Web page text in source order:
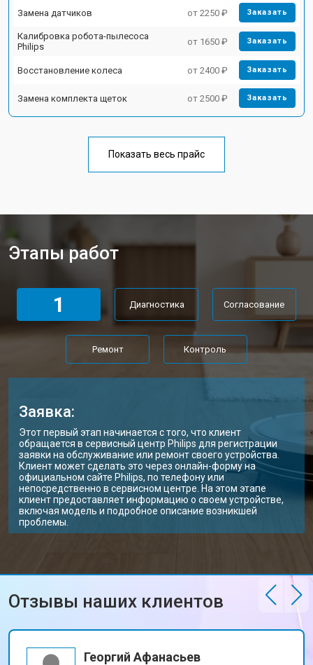
Замена датчиков от 2250 ₽ Заказать
Калибровка робота-пылесоса
Philips
от 1650 ₽ Заказать
Восстановление колеса от 2400 ₽ Заказать
Замена комплекта щеток от 2500 ₽ Заказать
Показать весь прайс
Этапы работ
1 Диагностика Согласование
Ремонт Контроль
Заявка:
Этот первый этап начинается с того, что клиент
обращается в сервисный центр Philips для регистрации
заявки на обслуживание или ремонт своего устройства.
Клиент может сделать это через онлайн-форму на
официальном сайте Philips, по телефону или
непосредственно в сервисном центре. На этом этапе
клиент предоставляет информацию о своем устройстве,
включая модель и подробное описание возникшей
проблемы.
Отзывы наших клиентов
Георгий Афанасьев